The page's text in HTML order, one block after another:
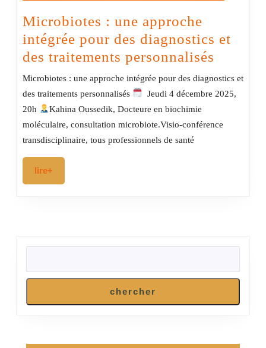
Microbiotes : une approche
intégrée pour des diagnostics et
des traitements personnalisés
:
une
intégrée
Microbiotes : une approche intégrée pour des diagnostics et
des traitements personnalisés
Jeudi 4 décembre 2025,
20h
Kahina Oussedik, Docteure en biochimie
moléculaire, consultation microbiote.Visio-conférence
transdisciplinaire, tous professionnels de santé
lire+
chercher